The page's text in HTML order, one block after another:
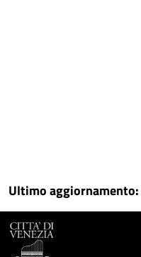
Ultimo aggiornamento: